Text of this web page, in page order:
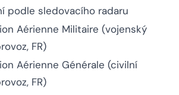
podle sledovacího radaru
Aérienne Militaire (vojenský
FR)
Aérienne Générale (civilní
FR)